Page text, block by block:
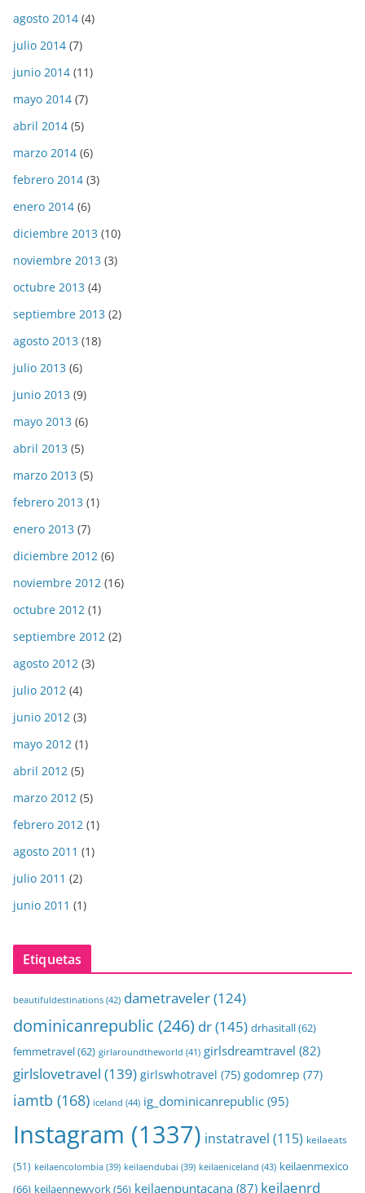
agosto 2014 (4)
julio 2014 (7)
junio 2014 (11)
mayo 2014 (7)
abril 2014 (5)
marzo 2014 (6)
febrero 2014 (3)
enero 2014 (6)
diciembre 2013 (10)
noviembre 2013 (3)
octubre 2013 (4)
septiembre 2013 (2)
agosto 2013 (18)
julio 2013 (6)
junio 2013 (9)
mayo 2013 (6)
abril 2013 (5)
marzo 2013 (5)
febrero 2013 (1)
enero 2013 (7)
diciembre 2012 (6)
noviembre 2012 (16)
octubre 2012 (1)
septiembre 2012 (2)
agosto 2012 (3)
julio 2012 (4)
junio 2012 (3)
mayo 2012 (1)
abril 2012 (5)
marzo 2012 (5)
febrero 2012 (1)
agosto 2011 (1)
julio 2011 (2)
junio 2011 (1)
Etiquetas
beautifuldestinations (42) dametraveler(124)
dominicanrepublic (246) dr(145) drhasitall(62)
femmetravel(62) girlaroundtheworld (41) girlsdreamtravel (82)
girlslovetravel (139) girlswhotravel (75) godomrep (77)
iamtb (168) iceland (44) ig_dominicanrepublic (95)
Instagram (1337) instatravel (115) keilaeats
(51) keilaencolombia (39) keilaendubai (39) keilaeniceland (43) keilaenmexico
(66) keilaennewyork(56) keilaenpuntacana (87) keilaenrd